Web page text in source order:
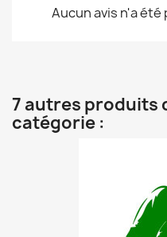
Aucun avis n'a
7 autres produits
catégorie :